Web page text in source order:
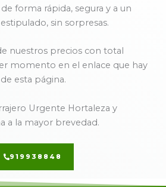
forma rápida, segura y a un
sin sorpresas.
nuestros precios con total
momento en el enlace que hay
esta página.
Urgente Hortaleza y
a la mayor brevedad.
919938848